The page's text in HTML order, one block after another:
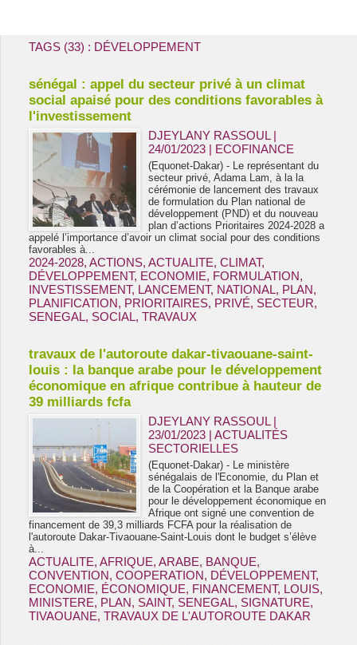
TAGS (33) : DÉVELOPPEMENT
sénégal : appel du secteur privé à un climat
social apaisé pour des conditions favorables à
l'investissement
DJEYLANY RASSOUL |
24/01/2023 | ECOFINANCE
(Equonet-Dakar) - Le représentant du
secteur privé, Adama Lam, à la la
cérémonie de lancement des travaux
de formulation du Plan national de
développement (PND) et du nouveau
plan d’actions Prioritaires 2024-2028 a
appelé l’importance d’avoir un climat social pour des conditions
favorables à...
2024-2028, ACTIONS, ACTUALITE, CLIMAT,
DÉVELOPPEMENT, ECONOMIE, FORMULATION,
INVESTISSEMENT, LANCEMENT, NATIONAL, PLAN,
PLANIFICATION, PRIORITAIRES, PRIVÉ, SECTEUR,
SENEGAL, SOCIAL, TRAVAUX
travaux de l'autoroute dakar-tivaouane-saint-
louis : la banque arabe pour le développement
économique en afrique contribue à hauteur de
39 milliards fcfa
DJEYLANY RASSOUL |
23/01/2023 |ACTUALITÉS
SECTORIELLES
(Equonet-Dakar) - Le ministère
sénégalais de l'Economie, du Plan et
de la Coopération et la Banque arabe
pour le développement économique en
Afrique ont signé une convention de
financement de 39,3 milliards FCFA pour la réalisation de
l'autoroute Dakar-Tivaouane-Saint-Louis dont le budget s’élève
à...
ACTUALITE, AFRIQUE, ARABE, BANQUE,
CONVENTION, COOPERATION, DÉVELOPPEMENT,
ECONOMIE, ÉCONOMIQUE, FINANCEMENT, LOUIS,
MINISTERE, PLAN, SAINT, SENEGAL, SIGNATURE,
TIVAOUANE, TRAVAUX DE L'AUTOROUTE DAKAR